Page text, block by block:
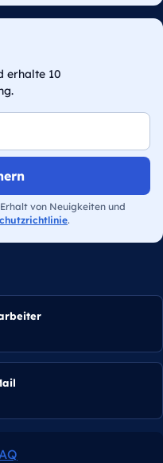
erhalte 10
von Neuigkeiten und
.